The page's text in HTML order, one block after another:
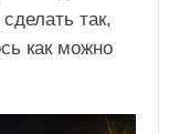
так,
как можно